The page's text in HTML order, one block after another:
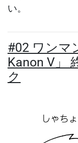
い。
#02 ワンマ
Kanon V」
ク